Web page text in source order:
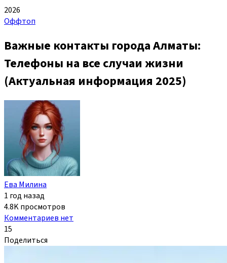
2026
Оффтоп
Важные контакты города Алматы:
Телефоны на все случаи жизни
(Актуальная информация 2025)
Ева Милина
1 год назад
4.8K просмотров
Комментариев нет
15
Поделиться